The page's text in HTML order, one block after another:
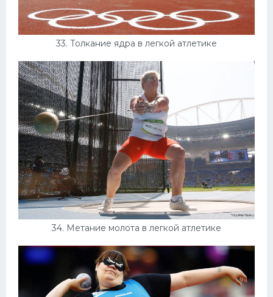
33. Толкание ядра в легкой атлетике
34. Метание молота в легкой атлетике